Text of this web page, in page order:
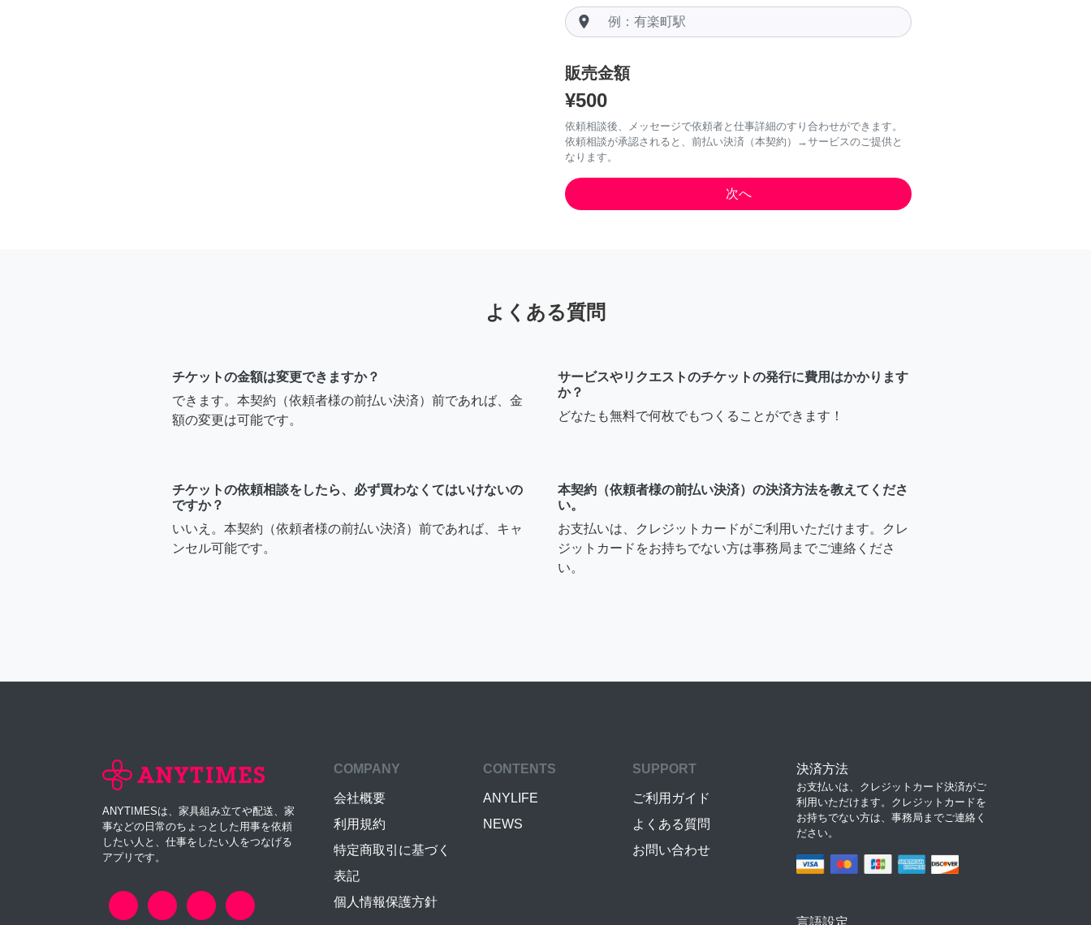
room
販売金額
¥500
依頼相談後、メッセージで依頼者と仕事詳細のすり合わせができます。
依頼相談が承認されると、前払い決済（本契約）→サービスのご提供と
なります。
よくある質問
チケットの金額は変更できますか？
できます。本契約（依頼者様の前払い決済）前であれば、金
額の変更は可能です。
サービスやリクエストのチケットの発行に費用はかかります
か？
どなたも無料で何枚でもつくることができます！
チケットの依頼相談をしたら、必ず買わなくてはいけないの
ですか？
いいえ。本契約（依頼者様の前払い決済）前であれば、キャ
ンセル可能です。
本契約（依頼者様の前払い決済）の決済方法を教えてくださ
い。
お支払いは、クレジットカードがご利用いただけます。クレ
ジットカードをお持ちでない方は事務局までご連絡くださ
い。
ANYTIMESは、家具組み立てや配送、家
事などの日常のちょっとした用事を依頼
したい人と、仕事をしたい人をつなげる
アプリです。
COMPANY
会社概要
利用規約
特定商取引に基づく
表記
個人情報保護方針
CONTENTS
ANYLIFE
NEWS
SUPPORT
ご利用ガイド
よくある質問
お問い合わせ
決済方法
お支払いは、クレジットカード決済がご
利用いただけます。クレジットカードを
お持ちでない方は、事務局までご連絡く
ださい。
言語設定